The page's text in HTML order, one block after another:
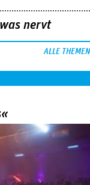
nervt
ALLE THEMEN